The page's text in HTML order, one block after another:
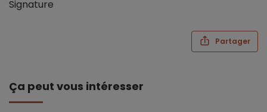
Signature
Partager
Ça peut vous intéresser